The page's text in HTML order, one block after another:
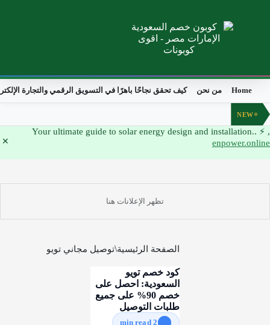
Home من نحن كيف تحقق نجاحًا باهرًا في التسويق الرقمي والتجارة
NEW
الصفحة الرئيسية توصيل مجاني تويو
كود خصم تويو
السعودية: احصل على
خصم 90% على جميع
طلبات التوصيل
2 min read